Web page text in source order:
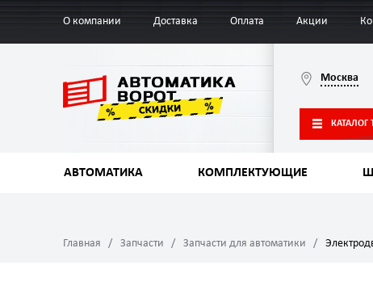
О компании Доставка Оплата Акции
Москва
КАТАЛОГ
АВТОМАТИКА КОМПЛЕКТУЮЩИЕ
Главная Запчасти Запчасти для автоматики